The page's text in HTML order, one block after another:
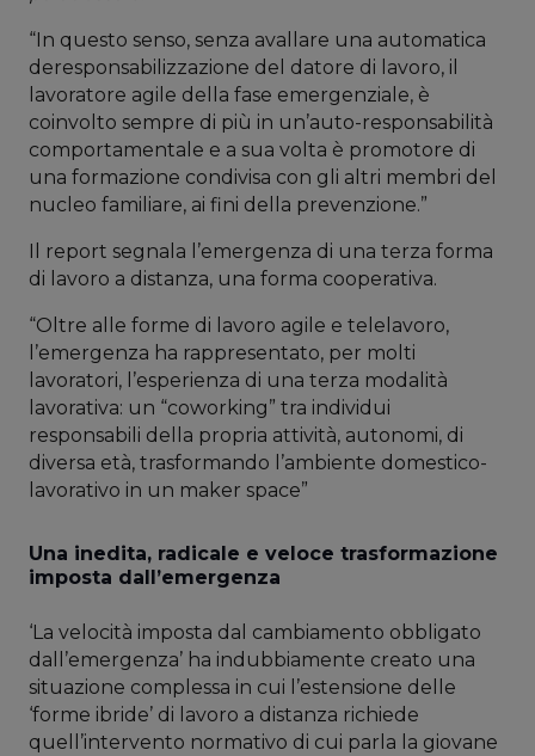
“In questo senso, senza avallare una automatica
deresponsabilizzazione del datore di lavoro, il
lavoratore agile della fase emergenziale, è
coinvolto sempre di più in un’auto-responsabilità
comportamentale e a sua volta è promotore di
una formazione condivisa con gli altri membri del
nucleo familiare, ai fini della prevenzione.”
Il report segnala l’emergenza di una terza forma
di lavoro a distanza, una forma cooperativa.
“Oltre alle forme di lavoro agile e telelavoro,
l’emergenza ha rappresentato, per molti
lavoratori, l’esperienza di una terza modalità
lavorativa: un “coworking” tra individui
responsabili della propria attività, autonomi, di
diversa età, trasformando l’ambiente domestico-
lavorativo in un maker space”
Una inedita, radicale e veloce trasformazione
imposta dall’emergenza
‘La velocità imposta dal cambiamento obbligato
dall’emergenza’ ha indubbiamente creato una
situazione complessa in cui l’estensione delle
‘forme ibride’ di lavoro a distanza richiede
quell’intervento normativo di cui parla la giovane